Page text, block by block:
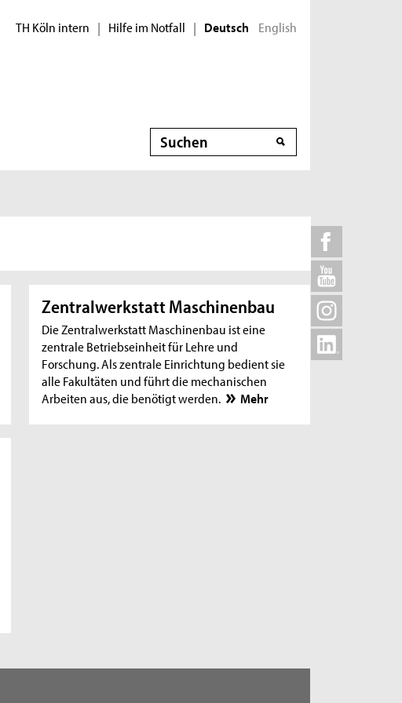
TH Köln intern | Hilfe im Notfall | Deutsch English
Suche
Zentralwerkstatt Maschinenbau
Die Zentralwerkstatt Maschinenbau ist eine
zentrale Betriebseinheit für Lehre und
Forschung. Als zentrale Einrichtung bedient sie
alle Fakultäten und führt die mechanischen
Arbeiten aus, die benötigt werden.
Mehr